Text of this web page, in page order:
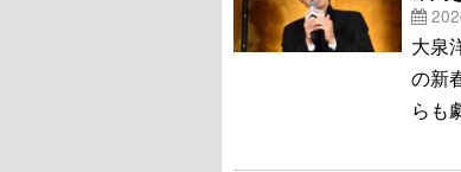
大泉
の新
らも